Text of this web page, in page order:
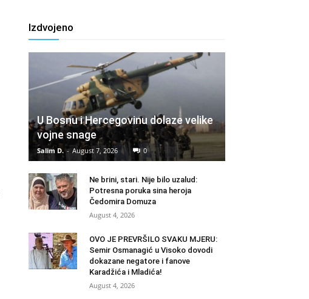
Izdvojeno
U Bosnu i Hercegovinu dolaze velike
vojne snage
Salim D. - August 7, 2026 0
Ne brini, stari. Nije bilo uzalud:
Potresna poruka sina heroja
Čedomira Domuza
August 4, 2026
OVO JE PREVRŠILO SVAKU MJERU:
Semir Osmanagić u Visoko dovodi
dokazane negatore i fanove
Karadžića i Mladića!
August 4, 2026